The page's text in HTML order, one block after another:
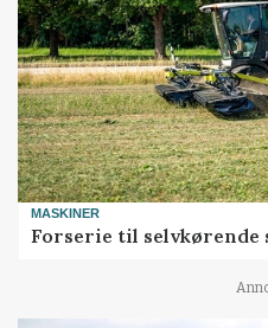
MASKINER
Forserie til